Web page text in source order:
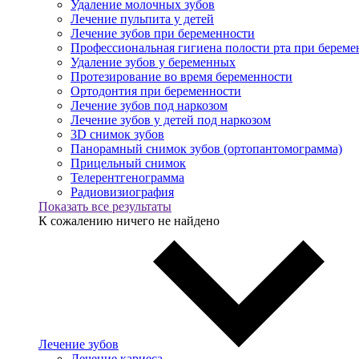
Удаление молочных зубов
Лечение пульпита у детей
Лечение зубов при беременности
Профессиональная гигиена полости рта при
Удаление зубов у беременных
Протезирование во время беременности
Ортодонтия при беременности
Лечение зубов под наркозом
Лечение зубов у детей под наркозом
3D снимок зубов
Панорамный снимок зубов (ортопантомограмма)
Прицельный снимок
Телерентгенограмма
Радиовизиография
Показать все результаты
К сожалению ничего не найдено
Лечение зубов